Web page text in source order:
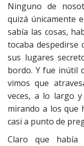
Ninguno de
quizá únicamente
sabía las cosas,
tocaba despedirse
sus lugares
bordo. Y fue inútil
vimos que
veces, a lo largo
mirando a los que
casi a punto de
Claro que había